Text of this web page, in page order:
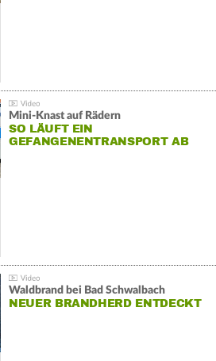
Mini-Knast auf Rädern
SO LÄUFT EIN
GEFANGENENTRANSPORT AB
Waldbrand bei Bad Schwalbach
NEUER BRANDHERD ENTDECKT